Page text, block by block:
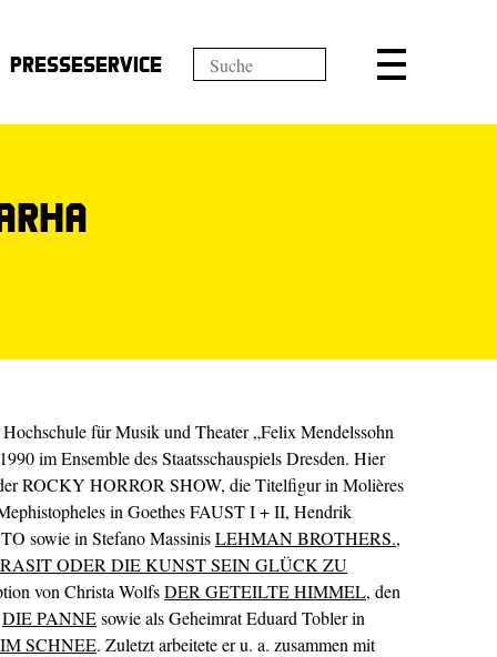
Presseservice
für Musik und Theater „Felix Mendelssohn
im Ensemble des Staatsschauspiels Dresden. Hier
ROCKY HORROR SHOW, die Titelfigur in Molières
in Goethes FAUST I + II, Hendrik
sowie in Stefano MassinisLEHMAN BROTHERS.,
ODER DIE KUNST SEIN GLÜCK ZU
von Christa WolfsDER GETEILTE HIMMEL, den
DIE PANNEsowie als Geheimrat Eduard Tobler in
SCHNEE. Zuletzt arbeitete er u. a. zusammen mit